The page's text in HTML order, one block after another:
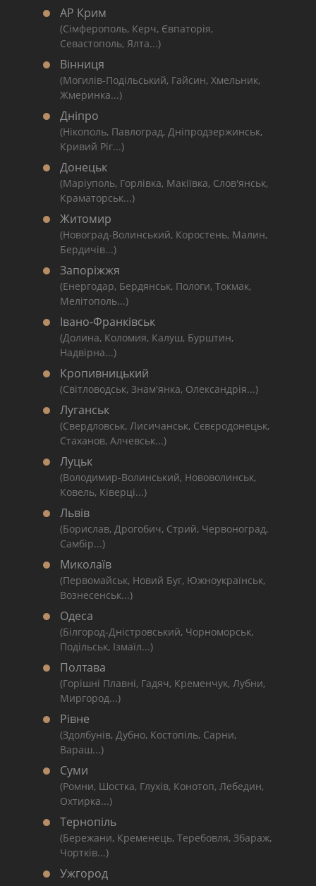
АР Крим
(Сімферополь, Керч, Євпаторія,
Севастополь, Ялта...)
Вінниця
(Могилів-Подільський, Гайсин, Хмельник,
Жмеринка...)
Дніпро
(Нікополь, Павлоград, Дніпродзержинськ,
Кривий Ріг...)
Донецьк
(Маріуполь, Горлівка, Макіївка, Слов'янськ,
Краматорськ...)
Житомир
(Новоград-Волинський, Коростень, Малин,
Бердичів...)
Запоріжжя
(Енергодар, Бердянськ, Пологи, Токмак,
Мелітополь...)
Івано-Франківськ
(Долина, Коломия, Калуш, Бурштин,
Надвірна...)
Кропивницький
(Світловодськ, Знам'янка, Олександрія...)
Луганськ
(Свердловськ, Лисичанськ, Сєвєродонецьк,
Стаханов, Алчевськ...)
Луцьк
(Володимир-Волинський, Нововолинськ,
Ковель, Ківерці...)
Львів
(Борислав, Дрогобич, Стрий, Червоноград,
Самбір...)
Миколаїв
(Первомайськ, Новий Буг, Южноукраїнськ,
Вознесенськ...)
Одеса
(Білгород-Дністровський, Чорноморськ,
Подільськ, Ізмаїл...)
Полтава
(Горішні Плавні, Гадяч, Кременчук, Лубни,
Миргород...)
Рівне
(Здолбунів, Дубно, Костопіль, Сарни,
Вараш...)
Суми
(Ромни, Шостка, Глухів, Конотоп, Лебедин,
Охтирка...)
Тернопіль
(Бережани, Кременець, Теребовля, Збараж,
Чортків...)
Ужгород